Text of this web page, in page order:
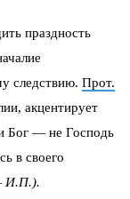
праздность
следствию. Прот.
акцентирует
Бог — не Господь
в своего
И.П.).